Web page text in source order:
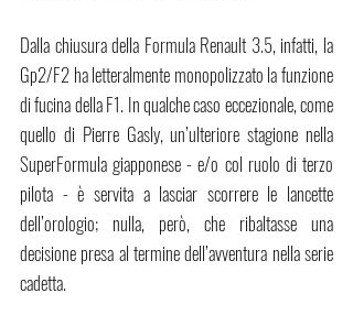
Dalla chiusura della Formula Renault 3.5, infatti, la
Gp2/F2 ha letteralmente monopolizzato la funzione
di fucina della F1. In qualche caso eccezionale, come
quello di Pierre Gasly, un’ulteriore stagione nella
SuperFormula giapponese - e/o col ruolo di terzo
pilota - è servita a lasciar scorrere le lancette
dell’orologio; nulla, però, che ribaltasse una
decisione presa al termine dell’avventura nella serie
cadetta.